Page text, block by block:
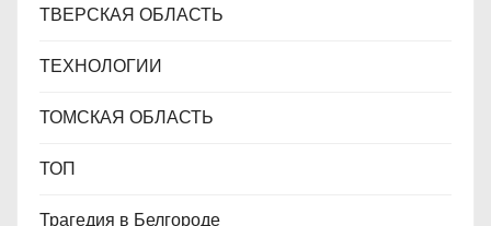
ТВЕРСКАЯ ОБЛАСТЬ
ТЕХНОЛОГИИ
ТОМСКАЯ ОБЛАСТЬ
ТОП
Трагедия в Белгороде